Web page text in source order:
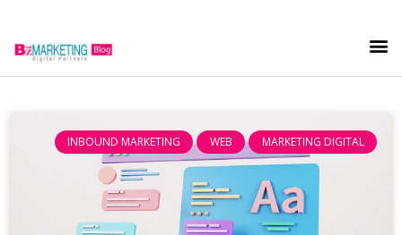
INBOUND MARKETING WEB MARKETING DIGITAL